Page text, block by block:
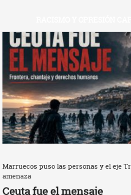
Marruecos puso las personas y el eje
amenaza
Ceuta fue el mensaje